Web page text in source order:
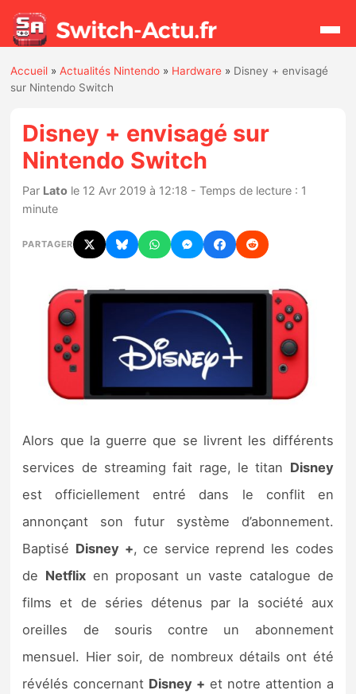
Actualités
Jeux
Hardware
Chiffres de ventes
Rumeurs
Nintendo Direct
Tests et previews
Tests de jeux
Tests d’accessoires
Autres tests
Previews
Précommandes
Précommandes jeux Switch 2
Accueil »Actualités Nintendo » Hardware » Disney + envisagé
sur Nintendo Switch
Disney + envisagé sur
Nintendo Switch
Par Lato le 12 Avr 2019 à 12:18 - Temps de lecture : 1
minute
PARTAGER
Alors que la guerre que se livrent les différents
services de streaming fait rage, le titan Disney
est officiellement entré dans le conflit en
annonçant son futur système d’abonnement.
Baptisé Disney +, ce service reprend les codes
de Netflixen proposant un vaste catalogue de
films et de séries détenus par la société aux
oreilles de souris contre un abonnement
mensuel. Hier soir, de nombreux détails ont été
révélés concernant Disney + et notre attention a